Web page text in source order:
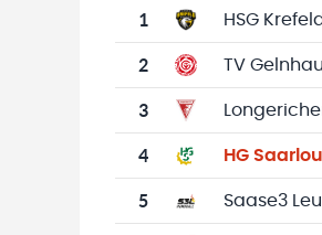
Tabelle mit
1 HSG
2 TV
3
4 HG
5 Saase3